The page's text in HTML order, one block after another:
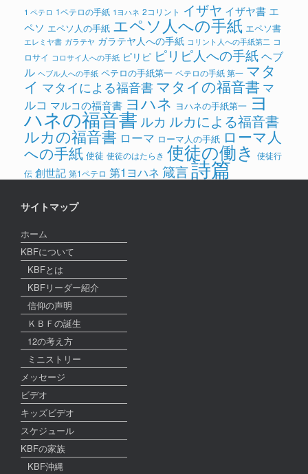
1 ペテロ 1ペテロの手紙 1ヨハネ 2コリント イザヤ イザヤ書 エ
ペソ エペソ人の手紙 エペソ人への手紙 エペソ書
エレミヤ書 ガラテヤ ガラテヤ人への手紙 コリント人への手紙第二 コ
ロサイ コロサイ人への手紙 ピリピ ピリピ人への手紙ヘブ
ル ヘブル人への手紙 ペテロの手紙第一 ペテロの手紙 第一 マタ
イ マタイによる福音書 マタイの福音書 マ
ルコ マルコの福音書 ヨハネ ヨハネの手紙第一 ヨ
ハネの福音書 ルカ ルカによる福音書
ルカの福音書 ローマ ローマ人の手紙 ローマ人
への手紙 使徒 使徒のはたらき 使徒の働き 使徒行
伝 創世記 第1ペテロ 第1ヨハネ 箴言詩篇
サイトマップ
ホーム
KBFについて
KBFとは
KBFリーダー紹介
信仰の声明
ＫＢＦの誕生
12の考え方
ミニストリー
メッセージ
ビデオ
キッズビデオ
スケジュール
KBFの家族
KBF沖縄